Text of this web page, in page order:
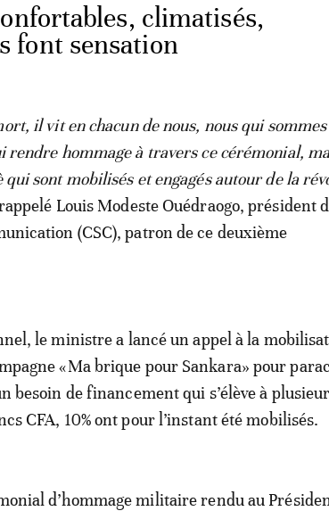
climatisés,
font sensation
il vit en chacun de nous, nous qui sommes
rendre hommage à travers ce cérémonial,
sont mobilisés et engagés autour de la
Louis Modeste Ouédraogo, président
(CSC), patron de ce deuxième
le ministre a lancé un appel à la
«Ma brique pour Sankara» pour
besoin de financement qui s’élève à
CFA, 10% ont pour l’instant été mobilisés.
d’hommage militaire rendu au